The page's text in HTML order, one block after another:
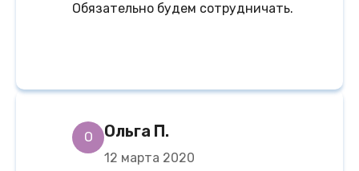
Обязательно будем сотрудничать.
О Ольга П.
12 марта 2020